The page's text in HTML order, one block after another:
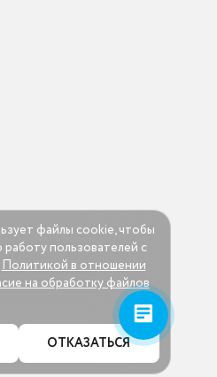
файлы cookie, чтобы
пользователей c
Политикой в отношении
на обработку файлов
ОТКАЗАТЬСЯ